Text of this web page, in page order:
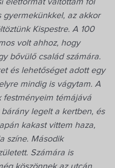
életformát váltottam föl
az akkor
Kispestre. A 100
volt ahhoz, hogy
bővülő család számára.
és lehetőséget adott egy
mindig is vágytam. A
festményeim témájává
legelt a kertben, és
kakast vittem haza,
színe. Második
Számára is